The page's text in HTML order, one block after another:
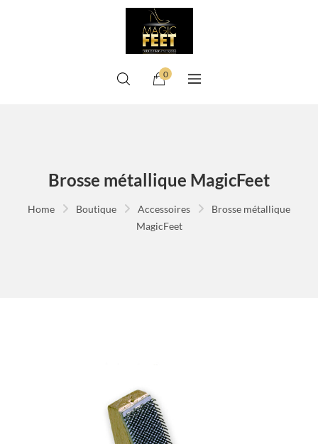
0
Brosse métallique MagicFeet
Home Boutique Accessoires
Brosse métallique
MagicFeet